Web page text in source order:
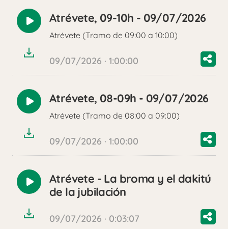
Reproducir
audio
Atrévete, 09-10h - 09/07/2026
Atrévete (Tramo de 09:00 a 10:00)
09/07/2026 · 1:00:00
Reproducir
audio
Atrévete, 08-09h - 09/07/2026
Atrévete (Tramo de 08:00 a 09:00)
09/07/2026 · 1:00:00
Reproducir
audio
Atrévete - La broma y el dakitú
de la jubilación
09/07/2026 · 0:03:07